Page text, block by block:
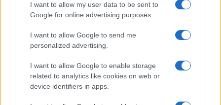
I want to allow my user data to be sent to
Google for online advertising purposes.
I want to allow Google to send me
personalized advertising.
I want to allow Google to enable storage
related to analytics like cookies on web or
device identifiers in apps.
Euro Gsm
267.000 Ft (új)